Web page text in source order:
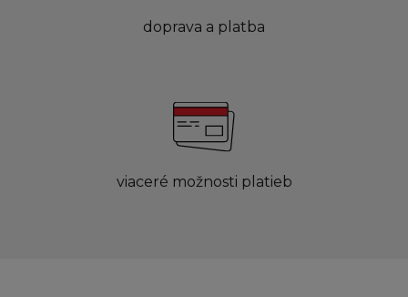
doprava a platba
viaceré možnosti platieb